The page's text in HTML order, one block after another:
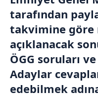
tarafından
takvimine göre
açıklanacak
ÖGG soruları
Adaylar
edebilmek